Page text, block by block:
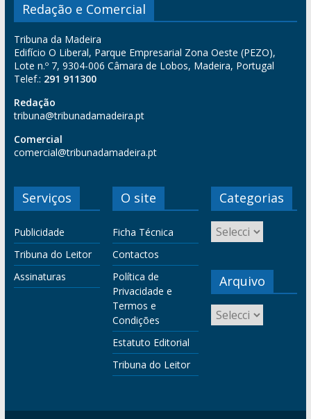
Redação e Comercial
Tribuna da Madeira
Edifício O Liberal, Parque Empresarial Zona Oeste (PEZO),
Lote n.º 7, 9304-006 Câmara de Lobos, Madeira, Portugal
Telef.: 291 911300
Redação
tribuna@tribunadamadeira.pt
Comercial
comercial@tribunadamadeira.pt
Serviços
Publicidade
Tribuna do Leitor
Assinaturas
O site
Ficha Técnica
Contactos
Política de
Privacidade e
Termos e
Condições
Estatuto Editorial
Tribuna do Leitor
Categorias
Arquivo